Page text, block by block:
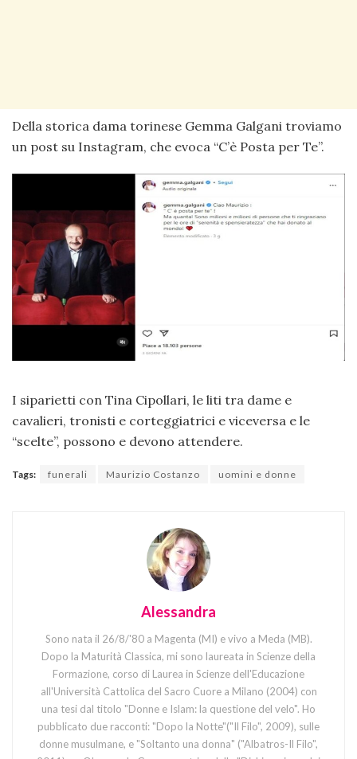
Della storica dama torinese Gemma Galgani troviamo
un post su Instagram, che evoca “C’è Posta per Te”.
I siparietti con Tina Cipollari, le liti tra dame e
cavalieri, tronisti e corteggiatrici e viceversa e le
“scelte”, possono e devono attendere.
Tags: funerali Maurizio Costanzo uomini e donne
Alessandra
Sono nata il 26/8/'80 a Magenta (MI) e vivo a Meda (MB).
Dopo la Maturità Classica, mi sono laureata in Scienze della
Formazione, corso di Laurea in Scienze dell'Educazione
all'Università Cattolica del Sacro Cuore a Milano (2004) con
una tesi dal titolo "Donne e Islam: la questione del velo". Ho
pubblicato due racconti: "Dopo la Notte"("Il Filo", 2009), sulle
donne musulmane, e "Soltanto una donna" ("Albatros-Il Filo",